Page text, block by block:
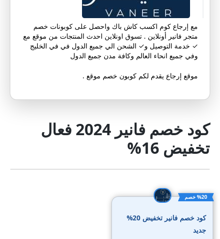
مع إرجاع كوم اكسب كاش باك واحصل على كوبونات خصم
متجر فانير أونلاين . تسوق اونلاين احدث المنتجات من موقع مع
✓ خدمة التوصيل و✓ الشحن الي جميع الدول في في الخليج
وفي جميع انحاء العالم وكافة مدن جميع الدول
موقع إرجاع يقدم لكم كوبون خصم موقع .
كود خصم فانير 2024 فعال
تخفيض 16%
%20 خصم
كود خصم فانير تخفيض 20%
جديد